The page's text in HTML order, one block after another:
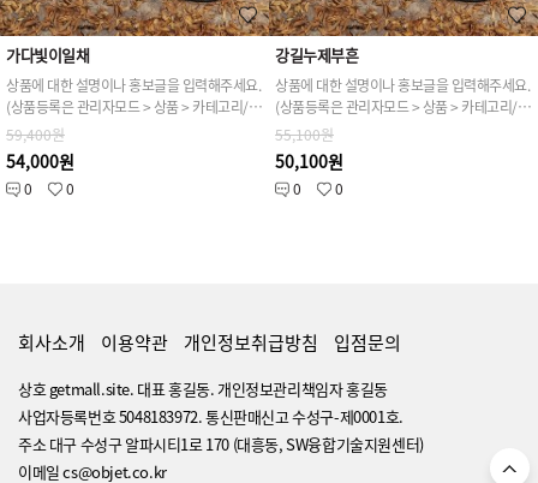
가다빛이일채
상품에 대한 설명이나 홍보글을 입력해주세요.
(상품등록은 관리자모드 > 상품 > 카테고리/상품관리 > 상품등록 가능)
59,400원
54,000원
0 0
강길누제부흔
상품에 대한 설명이나 홍보글을 입력해주세요.
(상품등록은 관리자모드 > 상품 > 카테고리/상품관리 > 상품등록 가능)
55,100원
50,100원
0 0
회사소개 이용약관 개인정보취급방침 입점문의
상호 getmall.site. 대표 홍길동. 개인정보관리책임자 홍길동
사업자등록번호 5048183972. 통신판매신고 수성구-제0001호.
주소 대구 수성구 알파시티1로 170 (대흥동, SW융합기술지원센터)
이메일 cs@objet.co.kr